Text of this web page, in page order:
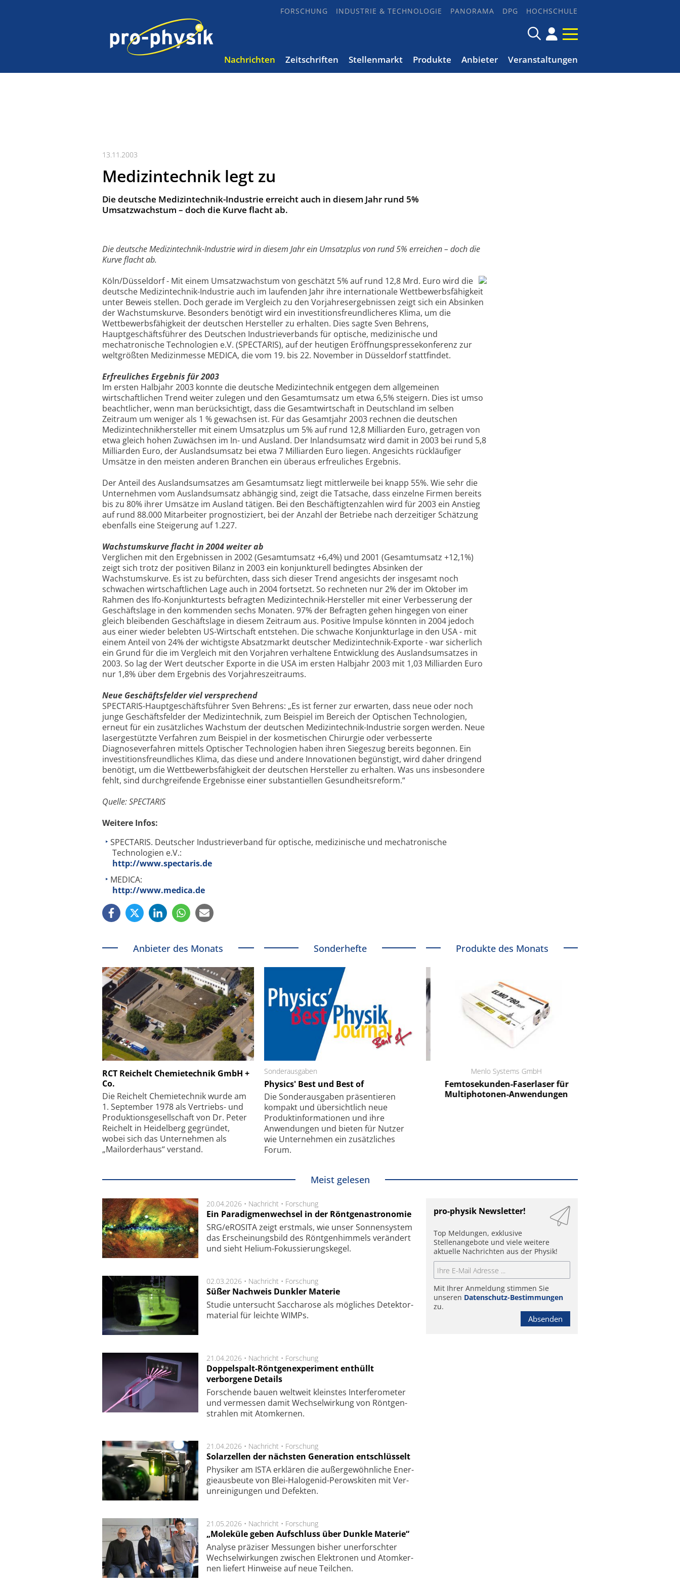
FORSCHUNG INDUSTRIE & TECHNOLOGIE PANORAMA DPG HOCHSCHULE
Nachrichten Zeitschriften Stellenmarkt Produkte Anbieter Veranstaltungen
13.11.2003
Medizintechnik legt zu
Die deutsche Medizintechnik-Industrie erreicht auch in diesem Jahr rund 5%
Umsatzwachstum – doch die Kurve flacht ab.
Die deutsche Medizintechnik-Industrie wird in diesem Jahr ein Umsatzplus von rund 5% erreichen – doch die
Kurve flacht ab.
Köln/Düsseldorf - Mit einem Umsatzwachstum von geschätzt 5% auf rund 12,8 Mrd. Euro wird die
deutsche Medizintechnik-Industrie auch im laufenden Jahr ihre internationale Wettbewerbsfähigkeit
unter Beweis stellen. Doch gerade im Vergleich zu den Vorjahresergebnissen zeigt sich ein Absinken
der Wachstumskurve. Besonders benötigt wird ein investitionsfreundlicheres Klima, um die
Wettbewerbsfähigkeit der deutschen Hersteller zu erhalten. Dies sagte Sven Behrens,
Hauptgeschäftsführer des Deutschen Industrieverbands für optische, medizinische und
mechatronische Technologien e.V. (SPECTARIS), auf der heutigen Eröffnungspressekonferenz zur
weltgrößten Medizinmesse MEDICA, die vom 19. bis 22. November in Düsseldorf stattfindet.
Erfreuliches Ergebnis für 2003
Im ersten Halbjahr 2003 konnte die deutsche Medizintechnik entgegen dem allgemeinen
wirtschaftlichen Trend weiter zulegen und den Gesamtumsatz um etwa 6,5% steigern. Dies ist umso
beachtlicher, wenn man berücksichtigt, dass die Gesamtwirtschaft in Deutschland im selben
Zeitraum um weniger als 1 % gewachsen ist. Für das Gesamtjahr 2003 rechnen die deutschen
Medizintechnikhersteller mit einem Umsatzplus um 5% auf rund 12,8 Milliarden Euro, getragen von
etwa gleich hohen Zuwächsen im In- und Ausland. Der Inlandsumsatz wird damit in 2003 bei rund 5,8
Milliarden Euro, der Auslandsumsatz bei etwa 7 Milliarden Euro liegen. Angesichts rückläufiger
Umsätze in den meisten anderen Branchen ein überaus erfreuliches Ergebnis.
Der Anteil des Auslandsumsatzes am Gesamtumsatz liegt mittlerweile bei knapp 55%. Wie sehr die
Unternehmen vom Auslandsumsatz abhängig sind, zeigt die Tatsache, dass einzelne Firmen bereits
bis zu 80% ihrer Umsätze im Ausland tätigen. Bei den Beschäftigtenzahlen wird für 2003 ein Anstieg
auf rund 88.000 Mitarbeiter prognostiziert, bei der Anzahl der Betriebe nach derzeitiger Schätzung
ebenfalls eine Steigerung auf 1.227.
Wachstumskurve flacht in 2004 weiter ab
Verglichen mit den Ergebnissen in 2002 (Gesamtumsatz +6,4%) und 2001 (Gesamtumsatz +12,1%)
zeigt sich trotz der positiven Bilanz in 2003 ein konjunkturell bedingtes Absinken der
Wachstumskurve. Es ist zu befürchten, dass sich dieser Trend angesichts der insgesamt noch
schwachen wirtschaftlichen Lage auch in 2004 fortsetzt. So rechneten nur 2% der im Oktober im
Rahmen des Ifo-Konjunkturtests befragten Medizintechnik-Hersteller mit einer Verbesserung der
Geschäftslage in den kommenden sechs Monaten. 97% der Befragten gehen hingegen von einer
gleich bleibenden Geschäftslage in diesem Zeitraum aus. Positive Impulse könnten in 2004 jedoch
aus einer wieder belebten US-Wirtschaft entstehen. Die schwache Konjunkturlage in den USA - mit
einem Anteil von 24% der wichtigste Absatzmarkt deutscher Medizintechnik-Exporte - war sicherlich
ein Grund für die im Vergleich mit den Vorjahren verhaltene Entwicklung des Auslandsumsatzes in
2003. So lag der Wert deutscher Exporte in die USA im ersten Halbjahr 2003 mit 1,03 Milliarden Euro
nur 1,8% über dem Ergebnis des Vorjahreszeitraums.
Neue Geschäftsfelder viel versprechend
SPECTARIS-Hauptgeschäftsführer Sven Behrens: „Es ist ferner zur erwarten, dass neue oder noch
junge Geschäftsfelder der Medizintechnik, zum Beispiel im Bereich der Optischen Technologien,
erneut für ein zusätzliches Wachstum der deutschen Medizintechnik-Industrie sorgen werden. Neue
lasergestützte Verfahren zum Beispiel in der kosmetischen Chirurgie oder verbesserte
Diagnoseverfahren mittels Optischer Technologien haben ihren Siegeszug bereits begonnen. Ein
investitionsfreundliches Klima, das diese und andere Innovationen begünstigt, wird daher dringend
benötigt, um die Wettbewerbsfähigkeit der deutschen Hersteller zu erhalten. Was uns insbesondere
fehlt, sind durchgreifende Ergebnisse einer substantiellen Gesundheitsreform.“
Quelle: SPECTARIS
Weitere Infos:
SPECTARIS. Deutscher Industrieverband für optische, medizinische und mechatronische
Technologien e.V.:
http://www.spectaris.de
MEDICA:
http://www.medica.de
Anbieter des Monats
RCT Reichelt Chemietechnik GmbH +
Co.
Die Reichelt Chemietechnik wurde am
1. September 1978 als Vertriebs- und
Produktionsgesellschaft von Dr. Peter
Reichelt in Heidelberg gegründet,
wobei sich das Unternehmen als
„Mailorderhaus“ verstand.
Sonderhefte
Sonderausgaben
Physics' Best und Best of
Die Sonder­ausgaben präsentieren
kompakt und übersichtlich neue
Produkt­informationen und ihre
Anwendungen und bieten für Nutzer
wie Unternehmen ein zusätzliches
Forum.
Produkte des Monats
Schäfter + Kirchhoff GmbH
Feinfokussierungsmechanismus
Elektronenmikroskopie auf
kleinstem Raum
Menlo Systems GmbH
Femtosekunden-Faserlaser für
Multiphotonen-Anwendungen
Meist gelesen
20.04.2026 • Nachricht • Forschung
Ein Paradigmenwechsel in der Röntgenastronomie
SRG/eROSITA zeigt erst­mals, wie unser Son­nen­sys­tem
das Er­schei­nungs­bild des Rönt­gen­him­mels ver­än­dert
und sieht Helium-Fokus­sie­rungs­ke­gel.
02.03.2026 • Nachricht • Forschung
Süßer Nachweis Dunkler Materie
Studie unter­sucht Saccha­ro­se als mög­li­ches De­tek­tor­
ma­te­rial für leich­te WIMPs.
21.04.2026 • Nachricht • Forschung
Doppelspalt-Röntgenexperiment enthüllt
verborgene Details
For­schen­de bau­en welt­weit kleins­tes In­ter­fe­ro­me­ter
und ver­mes­sen da­mit Wech­sel­wir­kung von Rönt­gen­
strah­len mit Atom­ker­nen.
21.04.2026 • Nachricht • Forschung
Solarzellen der nächsten Generation entschlüsselt
Physiker am ISTA er­klä­ren die außer­ge­wöhn­li­che Ener­
gie­aus­beu­te von Blei-Halo­ge­nid-Perows­ki­ten mit Ver­
unrei­ni­gung­en und De­fek­ten.
21.05.2026 • Nachricht • Forschung
„Moleküle geben Aufschluss über Dunkle Materie“
Analyse prä­zi­ser Mes­sung­en bis­her un­er­for­schter
Wech­sel­wir­kung­en zwi­schen Elek­tro­nen und Atom­ker­
nen lie­fert Hin­wei­se auf neue Teil­chen.
pro-physik Newsletter!
Top Meldungen, exklusive
Stellenangebote und viele weitere
aktuelle Nachrichten aus der Physik!
Mit Ihrer Anmeldung stimmen Sie
unseren Datenschutz-Bestimmungen
zu.
Absenden